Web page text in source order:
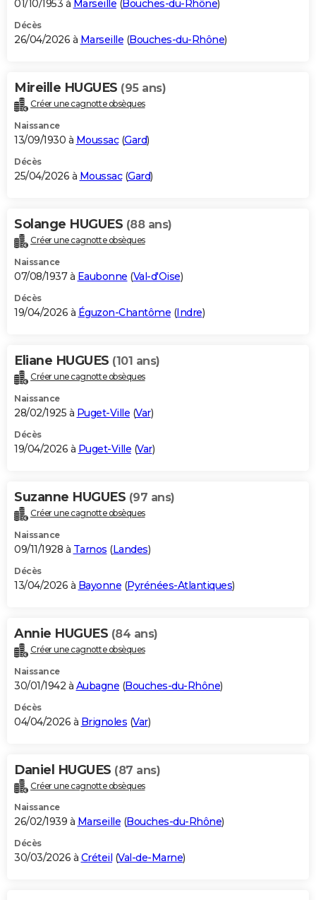
01/10/1953 à Marseille (Bouches-du-Rhône)
Décès
26/04/2026 à Marseille (Bouches-du-Rhône)
Mireille HUGUES (95 ans)
Créer une cagnotte obsèques
Naissance
13/09/1930 à Moussac(Gard)
Décès
25/04/2026 à Moussac(Gard)
Solange HUGUES (88 ans)
Créer une cagnotte obsèques
Naissance
07/08/1937 à Eaubonne (Val-d'Oise)
Décès
19/04/2026 à Éguzon-Chantôme (Indre)
Eliane HUGUES (101 ans)
Créer une cagnotte obsèques
Naissance
28/02/1925 à Puget-Ville (Var)
Décès
19/04/2026 à Puget-Ville (Var)
Suzanne HUGUES (97 ans)
Créer une cagnotte obsèques
Naissance
09/11/1928 à Tarnos (Landes)
Décès
13/04/2026 à Bayonne (Pyrénées-Atlantiques)
Annie HUGUES (84 ans)
Créer une cagnotte obsèques
Naissance
30/01/1942 à Aubagne (Bouches-du-Rhône)
Décès
04/04/2026 à Brignoles (Var)
Daniel HUGUES (87 ans)
Créer une cagnotte obsèques
Naissance
26/02/1939 à Marseille (Bouches-du-Rhône)
Décès
30/03/2026 à Créteil (Val-de-Marne)